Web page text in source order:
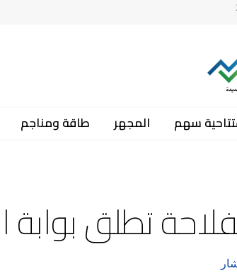
سهم المجهر طاقة ومناجم
تطلق بوابة